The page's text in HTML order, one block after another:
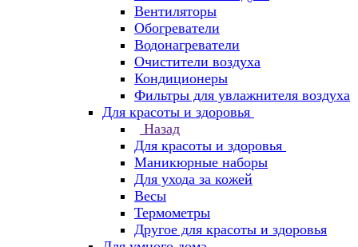
Вентиляторы
Обогреватели
Водонагреватели
Очистители воздуха
Кондиционеры
Фильтры для увлажнителя воздуха
Для красоты и здоровья
Назад
Для красоты и здоровья
Маникюрные наборы
Для ухода за кожей
Весы
Термометры
Другое для красоты и здоровья